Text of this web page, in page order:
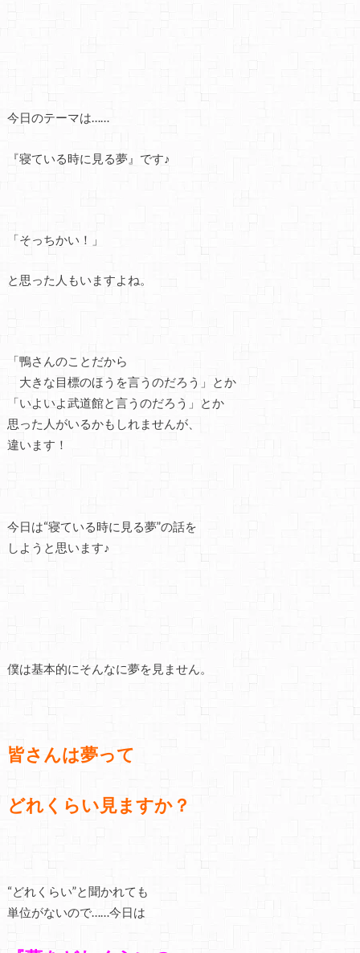
今日のテーマは……
『寝ている時に見る夢』です♪
「そっちかい！」
と思った人もいますよね。
「鴨さんのことだから
大きな目標のほうを言うのだろう」とか
「いよいよ武道館と言うのだろう」とか
思った人がいるかもしれませんが、
違います！
今日は“寝ている時に見る夢”の話を
しようと思います♪
僕は基本的にそんなに夢を見ません。
皆さんは夢って
どれくらい見ますか？
“どれくらい”と聞かれても
単位がないので……今日は